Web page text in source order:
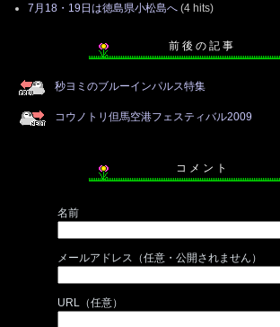
7月18・19日は徳島県小松島へ (4 hits)
前 後 の 記 事
秒ヨミのブルーインパルス特集
コウノトリ但馬空港フェスティバル2009
コ メ ン ト
名前
メールアドレス（任意・公開されません）
URL（任意）